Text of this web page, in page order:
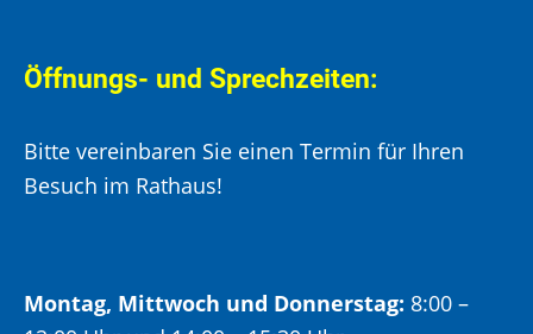
Öffnungs- und Sprechzeiten:
Bitte vereinbaren Sie einen Termin für Ihren
Besuch im Rathaus!
Montag, Mittwoch und Donnerstag: 8:00 –